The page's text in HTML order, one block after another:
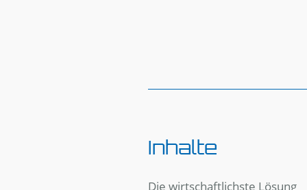
Inhalte
Die wirtschaftlichste Lösung